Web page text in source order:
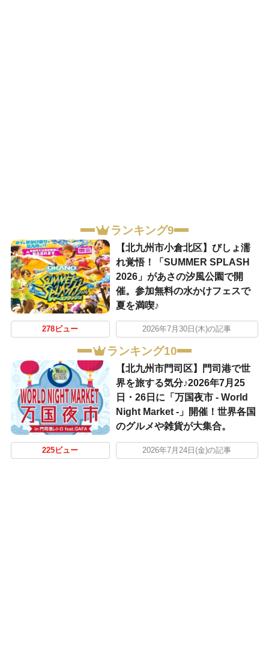
ランキング9
【北九州市小倉北区】びしょ濡
れ覚悟！「SUMMER SPLASH
2026」があさの汐風公園で開
催。参加無料の水かけフェスで
夏を満喫♪
278ビュー 2026年7月30日(木)の記事
ランキング10
【北九州市門司区】門司港で世
界を旅する気分♪2026年7月25
日・26日に「万国夜市 - World
Night Market -」開催！世界各国
のグルメや雑貨が大集合。
225ビュー 2026年7月24日(金)の記事